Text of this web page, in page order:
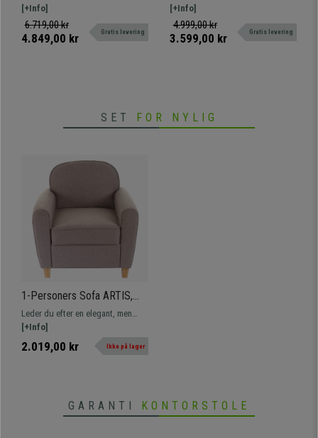
Høj Komfort, I Læder,
Cremefarvet
elegante to-personers sofa model
BASILIO. Dens eksklusive design
med flotte detaljer giver et særligt
[+Info]
6.719,00 kr
4.849,00 kr Gratis levering
Opbevaringsskuffe, I Gråt
Stof
opbevaringsplads. Moderne
design med tykt og behageligt
betræk.
[+Info]
4.999,00 kr
3.599,00 kr Gratis levering
SET FOR NYLIG
1-Personers Sofa ARTIS,
Smukt og Stilfuldt Design,
Komfortabel og Anvendelig,
Leder du efter en elegant, men
praktisk sofa? Denne model har et
smukt design med flotte,
afrundede detaljer, som virkelig er
[+Info]
2.019,00 kr Ikke på lager
GARANTI KONTORSTOLE